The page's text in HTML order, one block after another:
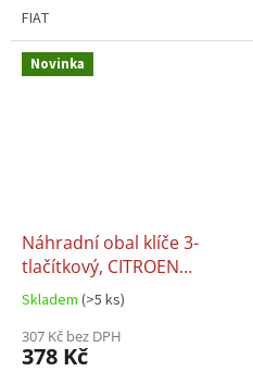
FIAT
Novinka
Náhradní obal klíče 3-
tlačítkový, CITROEN
PEUGEOT (SIP22)
Skladem (>5 ks)
307 Kč bez DPH
378 Kč